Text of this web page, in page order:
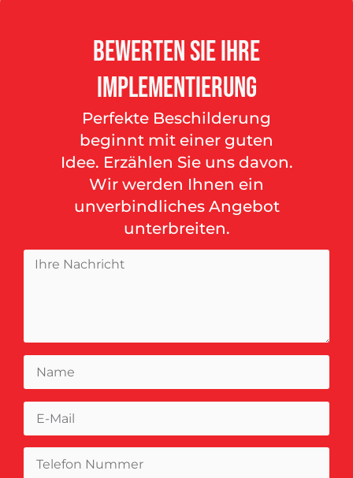
BewertenSieIhre
Implementierung
Perfekte Beschilderung
beginnt mit einer guten
Idee. Erzählen Sie uns davon.
Wir werden Ihnen ein
unverbindliches Angebot
unterbreiten.